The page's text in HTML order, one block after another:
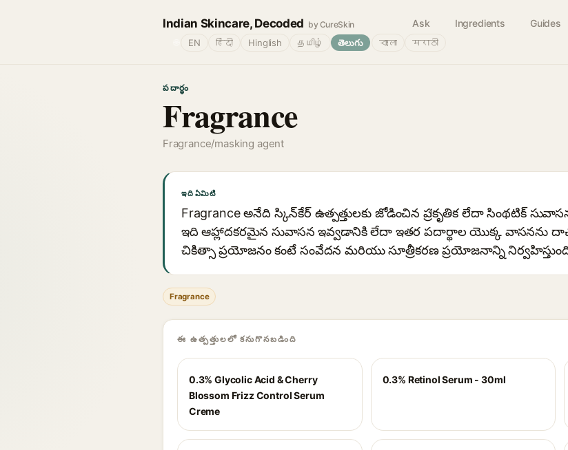
Indian Skincare, Decoded by CureSkin Ask Ingredients Guides
EN हिंदी Hinglish தமிழ் తెలుగు বাংলা मराठी
పదార్థం
Fragrance
Fragrance/masking agent
ఇది ఏమిటి
Fragrance అనేది స్కిన్‌కేర్ ఉత్పత్తులకు జోడించిన ప్రাకృతిక లేదా సింథటిక్
ఇది ఆహ్లాదకరమైన సువాసన ఇవ్వడానికి లేదా ఇతర పదార్థాల యొక్క వాసనను
చికిత్సా ప్రయోజనం కంటే సంవేదన మరియు సూత్రీకరణ ప్రయోజనాన్ని
Fragrance
ఈ ఉత్పత్తులలో కనుగొనబడింది
0.3% Glycolic Acid & Cherry
Blossom Frizz Control Serum
Creme
0.3% Retinol Serum - 30ml